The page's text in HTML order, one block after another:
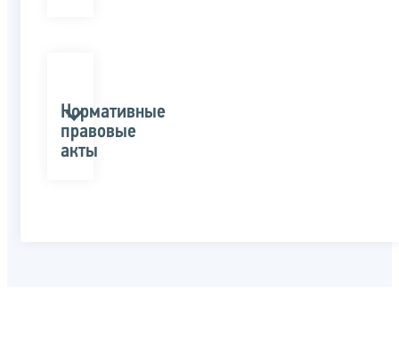
Нормативные
правовые
акты